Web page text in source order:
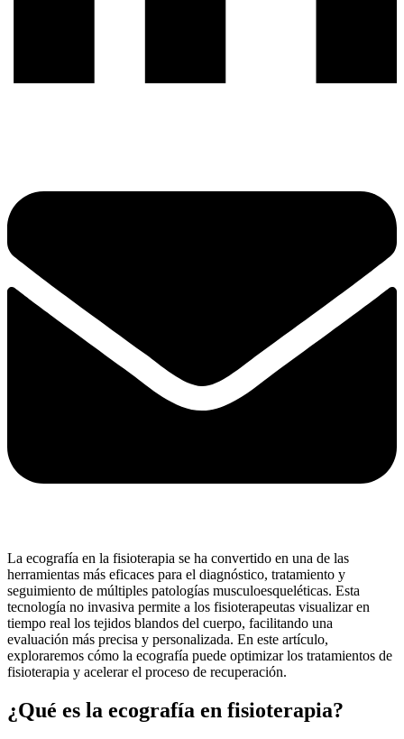
La ecografía en la fisioterapia se ha convertido en una de las
herramientas más eficaces para el diagnóstico, tratamiento y
seguimiento de múltiples patologías musculoesqueléticas. Esta
tecnología no invasiva permite a los fisioterapeutas visualizar en
tiempo real los tejidos blandos del cuerpo, facilitando una
evaluación más precisa y personalizada. En este artículo,
exploraremos cómo la ecografía puede optimizar los tratamientos de
fisioterapia y acelerar el proceso de recuperación.
¿Qué es la ecografía en fisioterapia?